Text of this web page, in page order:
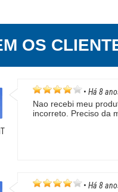
OS
• Há 8
Nao recebi meu
incorreto. Preciso da
• Há 8